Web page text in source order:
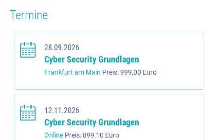
Termine
28.09.2026
Cyber Security Grundlagen
Frankfurt am Main Preis: 999,00 Euro
12.11.2026
Cyber Security Grundlagen
Online Preis: 899,10 Euro